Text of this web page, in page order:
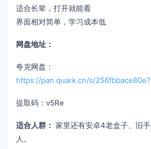
适合长辈，打开就能看
界面相对简单，学习成本低
网盘地址：
夸克网盘：
https://pan.quark.cn/s/
提取码：v5Re
适合人群： 家里还有安卓4老盒子、旧
人。